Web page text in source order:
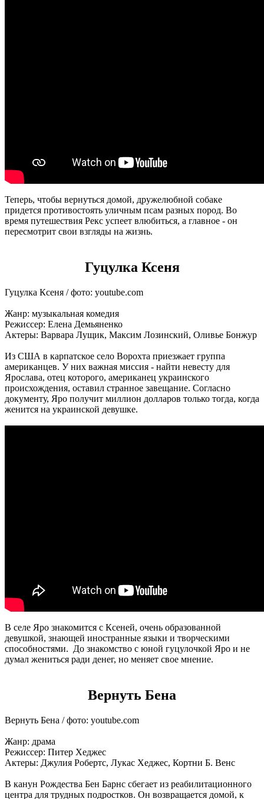
Теперь, чтобы вернуться домой, дружелюбной собаке
придется противостоять уличным псам разных пород. Во
время путешествия Рекс успеет влюбиться, а главное - он
пересмотрит свои взгляды на жизнь.
Гуцулка Ксеня
Гуцулка Ксеня / фото: youtube.com
Жанр: музыкальная комедия
Режиссер: Елена Демьяненко
Актеры: Варвара Лущик, Максим Лозинский, Оливье Бонжур
Из США в карпатское село Ворохта приезжает группа
американцев. У них важная миссия - найти невесту для
Ярослава, отец которого, американец украинского
происхождения, оставил странное завещание. Согласно
документу, Яро получит миллион долларов только тогда, когда
женится на украинской девушке.
В селе Яро знакомится с Ксеней, очень образованной
девушкой, знающей иностранные языки и творческими
способностями. До знакомство с юной гуцулочкой Яро и не
думал жениться ради денег, но меняет свое мнение.
Вернуть Бена
Вернуть Бена / фото: youtube.com
Жанр: драма
Режиссер: Питер Хеджес
Актеры: Джулия Робертс, Лукас Хеджес, Кортни Б. Венс
В канун Рождества Бен Барнс сбегает из реабилитационного
центра для трудных подростков. Он возвращается домой, к